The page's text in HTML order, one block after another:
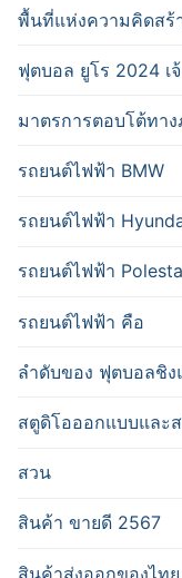
พื้นที่แห่งความคิดสร้
ฟุตบอล ยูโร 2024 เ
มาตรการตอบโต้ทา
รถยนต์ไฟฟ้า BMW
รถยนต์ไฟฟ้า
รถยนต์ไฟฟ้า
รถยนต์ไฟฟ้า คือ
ลำดับของ ฟุตบอลชิ
สตูดิโอออกแบบและ
สวน
สินค้า ขายดี 2567
สินค้าส่งออกของไท